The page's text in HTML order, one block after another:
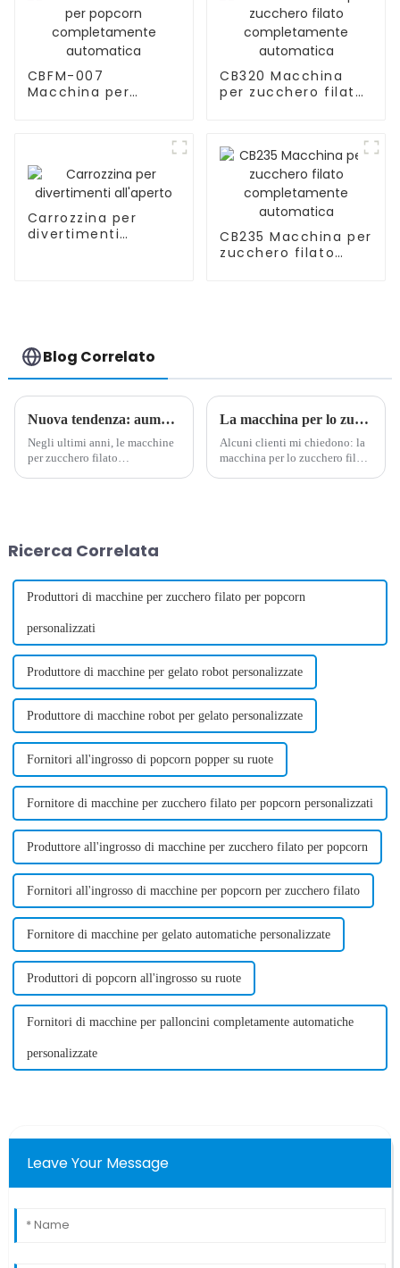
CBFM-007
Macchina per
CB320 Macchina
per zucchero filato
Carrozzina per
divertimenti
CB235 Macchina per
zucchero filato
Blog Correlato
Nuova tendenza: aumenta i tuoi guadagni con le innovative macchine per lo zucchero filato
Negli ultimi anni, le macchine
per zucchero filato
produrre zucchero filato, un a...
La macchina per lo zucchero filato è davvero redditizia e redditizia?
Alcuni clienti mi chiedono: la
macchina per lo zucchero filato
Ricerca Correlata
Produttori di macchine per zucchero filato per popcorn
personalizzati
Produttore di macchine per gelato robot personalizzate
Produttore di macchine robot per gelato personalizzate
Fornitori all'ingrosso di popcorn popper su ruote
Fornitore di macchine per zucchero filato per popcorn personalizzati
Produttore all'ingrosso di macchine per zucchero filato per popcorn
Fornitori all'ingrosso di macchine per popcorn per zucchero filato
Fornitore di macchine per gelato automatiche personalizzate
Produttori di popcorn all'ingrosso su ruote
Fornitori di macchine per palloncini completamente automatiche
personalizzate
Leave Your Message